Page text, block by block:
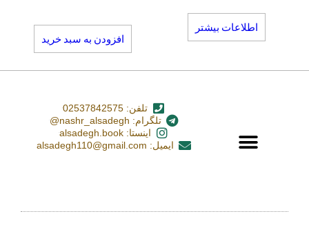
اطلاعات بیشتر
افزودن به سبد خرید
تلفن: 02537842575
تلگرام: nashr_alsadegh@
اینستا: alsadegh.book
ایمیل: alsadegh110@gmail.com